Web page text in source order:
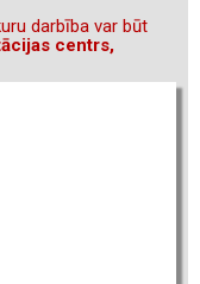
darbība var būt
centrs,